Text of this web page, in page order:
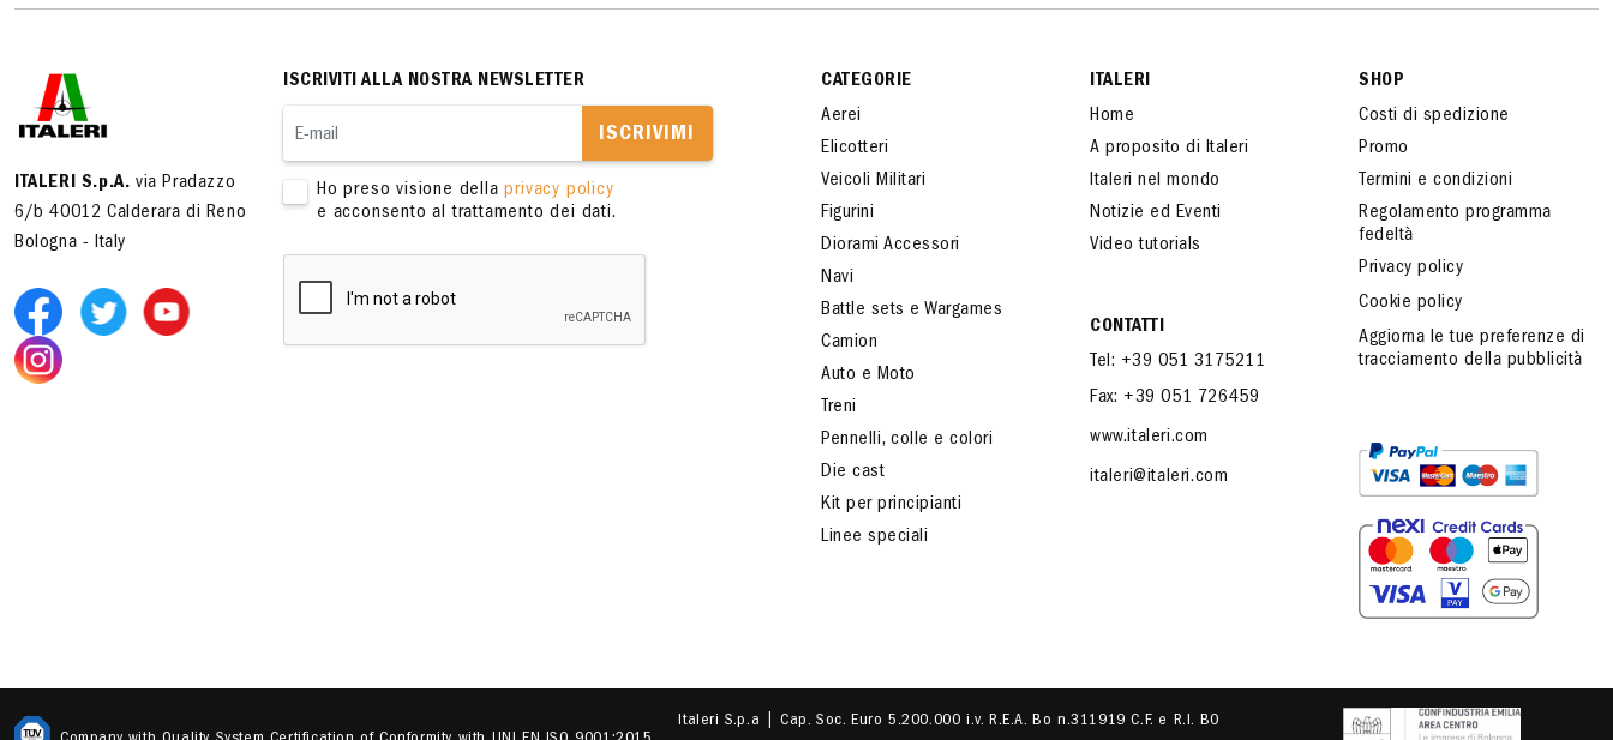
ITALERI S.p.A. via Pradazzo
6/b 40012 Calderara di Reno
Bologna - Italy
ISCRIVITI ALLA NOSTRA NEWSLETTER
ISCRIVIMI
Ho preso visione dellaprivacy policy
e acconsento al trattamento dei dati.
CATEGORIE
Aerei
Elicotteri
Veicoli Militari
Figurini
Diorami Accessori
Navi
Battle sets e Wargames
Camion
Auto e Moto
Treni
Pennelli, colle e colori
Die cast
Kit per principianti
Linee speciali
ITALERI
Home
A proposito di Italeri
Italeri nel mondo
Notizie ed Eventi
Video tutorials
CONTATTI
Tel: +39 051 3175211
Fax: +39 051 726459
www.italeri.com
italeri@italeri.com
SHOP
Costi di spedizione
Promo
Termini e condizioni
Regolamento programma
fedeltà
Privacy policy
Cookie policy
Aggiorna le tue preferenze di
tracciamento della pubblicità
Italeri S.p.a | Cap. Soc. Euro 5.200.000 i.v. R.E.A. Bo n.311919 C.F. e R.I. BO